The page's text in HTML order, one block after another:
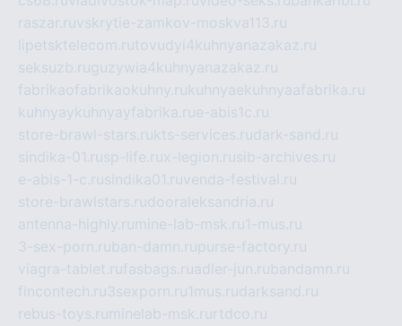
raszar.ruvskrytie-zamkov-moskva113.ru
lipetsktelecom.rutovudyi4kuhnyanazakaz.ru
seksuzb.ruguzywia4kuhnyanazakaz.ru
fabrikaofabrikaokuhny.rukuhnyaekuhnyaafabrika.ru
kuhnyaykuhnyayfabrika.rue-abis1c.ru
store-brawl-stars.rukts-services.rudark-sand.ru
sindika-01.rusp-life.rux-legion.rusib-archives.ru
e-abis-1-c.rusindika01.ruvenda-festival.ru
store-brawlstars.rudooraleksandria.ru
antenna-highly.ru mine-lab-msk.ru1-mus.ru
3-sex-porn.ruban-damn.rupurse-factory.ru
viagra-tablet.rufasbags.ruadler-jun.rubandamn.ru
fincontech.ru3sexporn.ru1mus.rudarksand.ru
rebus-toys.ru minelab-msk.ru rtdco.ru